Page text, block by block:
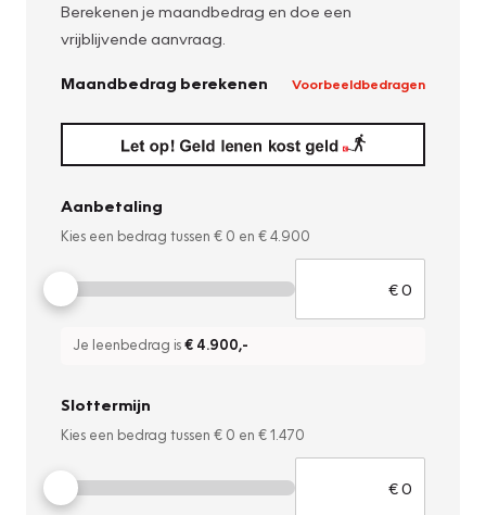
Berekenen je maandbedrag en doe een
vrijblijvende aanvraag.
Maandbedrag berekenen Voorbeeldbedragen
Aanbetaling
Kies een bedrag tussen € 0 en € 4.900
Je leenbedrag is€ 4.900,-
Slottermijn
Kies een bedrag tussen € 0 en € 1.470